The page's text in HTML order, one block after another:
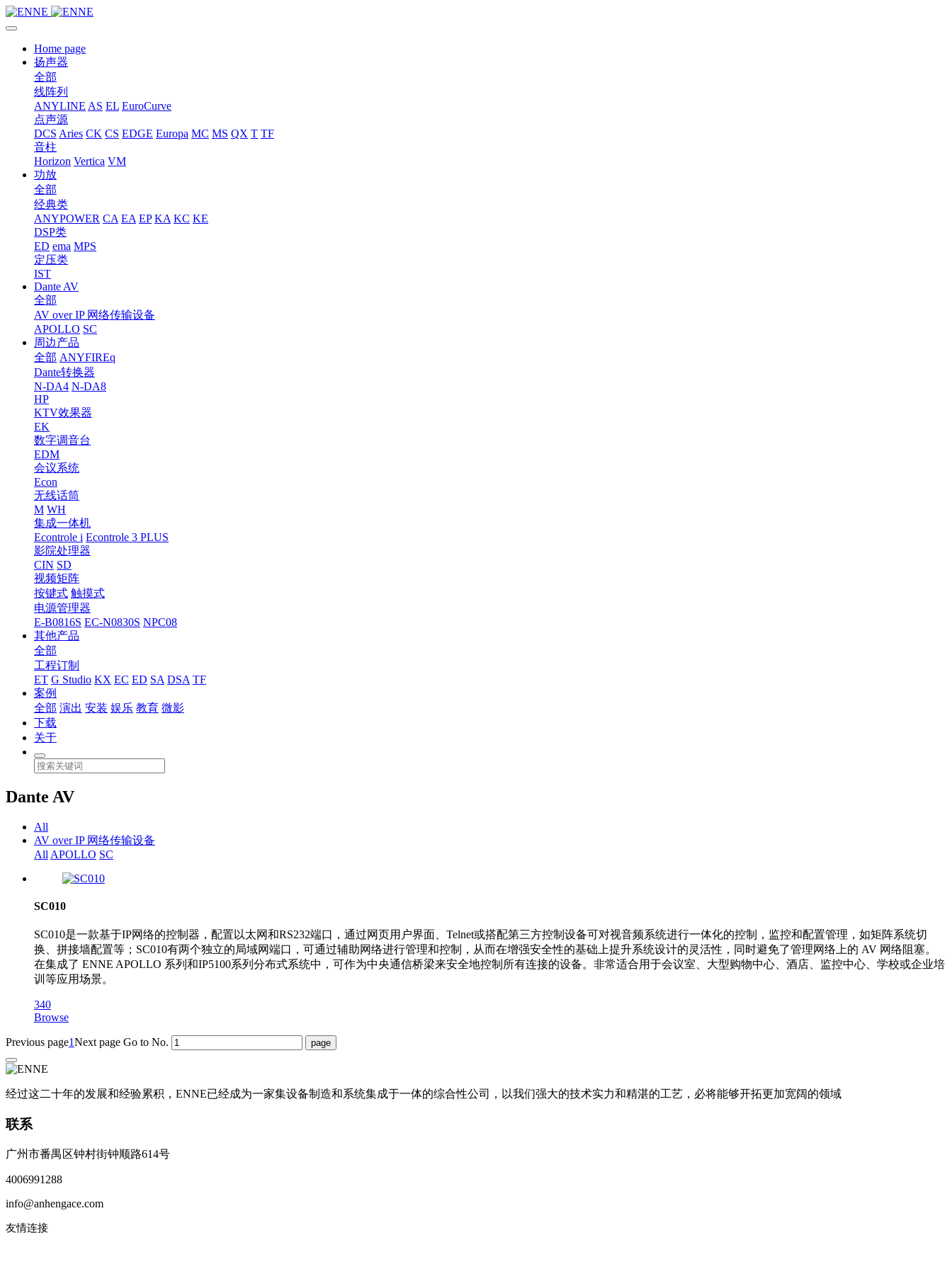
Home page
扬声器
全部
线阵列
ANYLINE AS EL EuroCurve
点声源
DCS Aries CK CS EDGE Europa MC MS QX T TF
音柱
Horizon Vertica VM
功放
全部
经典类
ANYPOWER CA EA EP KA KC KE
DSP类
ED ema MPS
定压类
IST
Dante AV
全部
AV over IP 网络传输设备
APOLLO SC
周边产品
全部 ANYFIREq
Dante转换器
N-DA4 N-DA8
HP
KTV效果器
EK
数字调音台
EDM
会议系统
Econ
无线话筒
M WH
集成一体机
Econtrole i Econtrole 3 PLUS
影院处理器
CIN SD
视频矩阵
按键式 触摸式
电源管理器
E-B0816S EC-N0830S NPC08
其他产品
全部
工程订制
ET G Studio KX EC ED SA DSA TF
案例
全部 演出 安装 娱乐 教育 微影
下载
关于
Dante AV
All
AV over IP 网络传输设备
All APOLLO SC
SC010
SC010是一款基于IP网络的控制器，配置以太网和RS232端口，通过网页用户界面、Telnet或搭配第三方控制设备可对视音频系统进行一体化的控制，监控和配置管理，如矩阵系统切
换、拼接墙配置等；SC010有两个独立的局域网端口，可通过辅助网络进行管理和控制，从而在增强安全性的基础上提升系统设计的灵活性，同时避免了管理网络上的 AV 网络阻塞。
在集成了 ENNE APOLLO 系列和IP5100系列分布式系统中，可作为中央通信桥梁来安全地控制所有连接的设备。非常适合用于会议室、大型购物中心、酒店、监控中心、学校或企业培
训等应用场景。
340
Browse
Previous page1Next page Go to No.
经过这二十年的发展和经验累积，ENNE已经成为一家集设备制造和系统集成于一体的综合性公司，以我们强大的技术实力和精湛的工艺，必将能够开拓更加宽阔的领域
联系
广州市番禺区钟村街钟顺路614号
4006991288
info@anhengace.com
友情连接